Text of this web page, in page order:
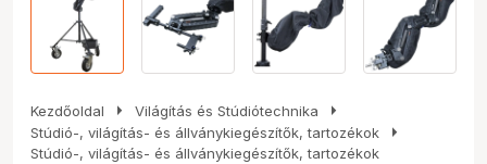
Kezdőoldal arrow_right Világítás és Stúdiótechnika arrow_right
Stúdió-, világítás- és állványkiegészítők, tartozékok arrow_right
Stúdió-, világítás- és állványkiegészítők, tartozékok